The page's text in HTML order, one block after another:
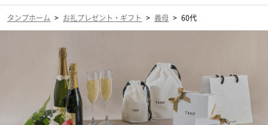
タンプホーム > お礼プレゼント・ギフト > 義母 > 60代